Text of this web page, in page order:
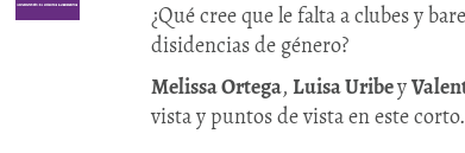
¿Qué cree que le falta a clubes y
disidencias de género?
Melissa Ortega, Luisa Uribey
vista y puntos de vista en este corto.